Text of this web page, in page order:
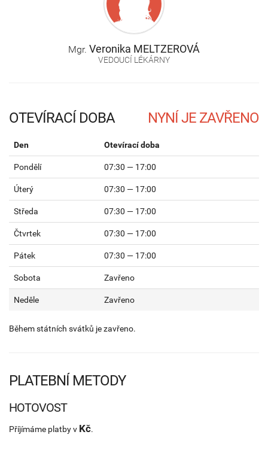
Mgr. Veronika MELTZEROVÁ
VEDOUCÍ LÉKÁRNY
OTEVÍRACÍ DOBA
Den Otevírací doba
Pondělí 07:30 — 17:00
Úterý 07:30 — 17:00
Středa 07:30 — 17:00
Čtvrtek 07:30 — 17:00
Pátek 07:30 — 17:00
Sobota Zavřeno
Neděle Zavřeno
Během státních svátků je zavřeno.
PLATEBNÍ METODY
HOTOVOST
Příjímáme platby v Kč.